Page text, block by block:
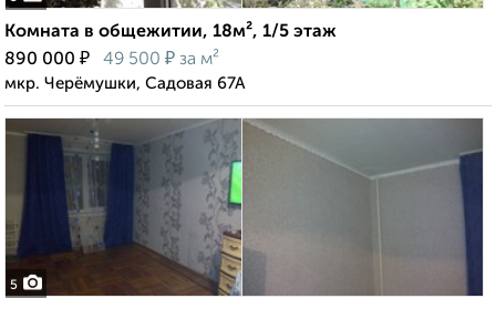
Комната в общежитии, 18м², 1/5 этаж
890 000 ₽ 49 500 ₽ за м²
мкр. Черёмушки, Садовая 67А
5